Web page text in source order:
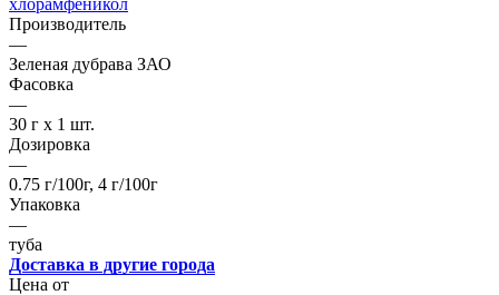
Производитель
—
Зеленая дубрава ЗАО
Фасовка
—
30 г x 1 шт.
Дозировка
—
0.75 г/100г, 4 г/100г
Упаковка
—
туба
Доставка в другие города
Цена от